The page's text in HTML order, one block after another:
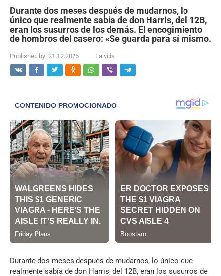
Durante dos meses después de mudarnos, lo
único que realmente sabía de don Harris, del 12B,
eran los susurros de los demás. El encogimiento
de hombros del casero: «Se guarda para sí mismo.
Published by: 21.12.2025 La vida
Durante dos meses después de mudarnos, lo único que
realmente sabía de don Harris, del 12B, eran los susurros de